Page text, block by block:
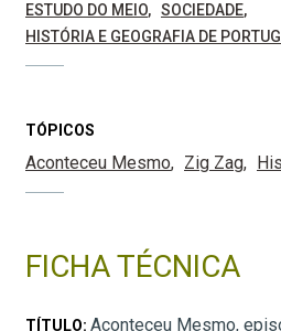
ESTUDO DO MEIO
SOCIEDADE
HISTÓRIA E GEOGRAFIA DE
TÓPICOS
Aconteceu Mesmo Zig Zag
FICHA TÉCNICA
TÍTULO: Aconteceu Mesmo,